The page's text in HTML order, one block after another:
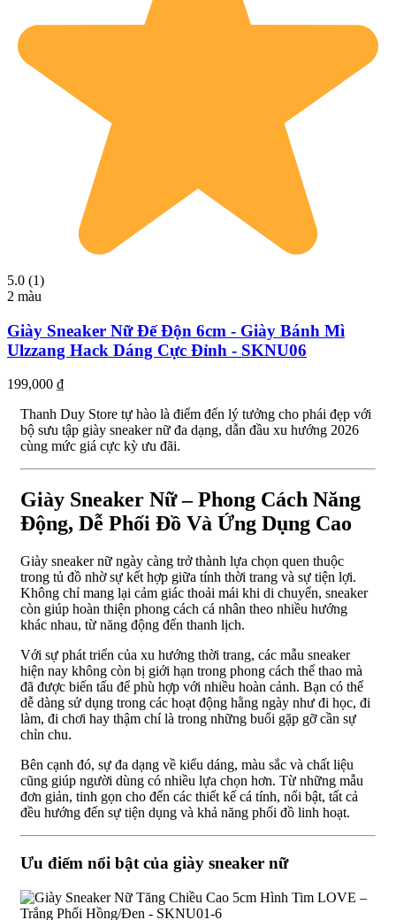
5.0 (1)
2 màu
Giày Sneaker Nữ Đế Độn 6cm - Giày Bánh Mì
Ulzzang Hack Dáng Cực Đỉnh - SKNU06
199,000 ₫
Thanh Duy Store tự hào là điểm đến lý tưởng cho phái đẹp với
bộ sưu tập giày sneaker nữ đa dạng, dẫn đầu xu hướng 2026
cùng mức giá cực kỳ ưu đãi.
Giày Sneaker Nữ – Phong Cách Năng
Động, Dễ Phối Đồ Và Ứng Dụng Cao
Giày sneaker nữ ngày càng trở thành lựa chọn quen thuộc
trong tủ đồ nhờ sự kết hợp giữa tính thời trang và sự tiện lợi.
Không chỉ mang lại cảm giác thoải mái khi di chuyển, sneaker
còn giúp hoàn thiện phong cách cá nhân theo nhiều hướng
khác nhau, từ năng động đến thanh lịch.
Với sự phát triển của xu hướng thời trang, các mẫu sneaker
hiện nay không còn bị giới hạn trong phong cách thể thao mà
đã được biến tấu để phù hợp với nhiều hoàn cảnh. Bạn có thể
dễ dàng sử dụng trong các hoạt động hằng ngày như đi học, đi
làm, đi chơi hay thậm chí là trong những buổi gặp gỡ cần sự
chỉn chu.
Bên cạnh đó, sự đa dạng về kiểu dáng, màu sắc và chất liệu
cũng giúp người dùng có nhiều lựa chọn hơn. Từ những mẫu
đơn giản, tinh gọn cho đến các thiết kế cá tính, nổi bật, tất cả
đều hướng đến sự tiện dụng và khả năng phối đồ linh hoạt.
Ưu điểm nổi bật của giày sneaker nữ